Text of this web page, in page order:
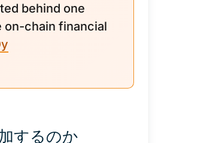
behind one
on-chain financial
するのか